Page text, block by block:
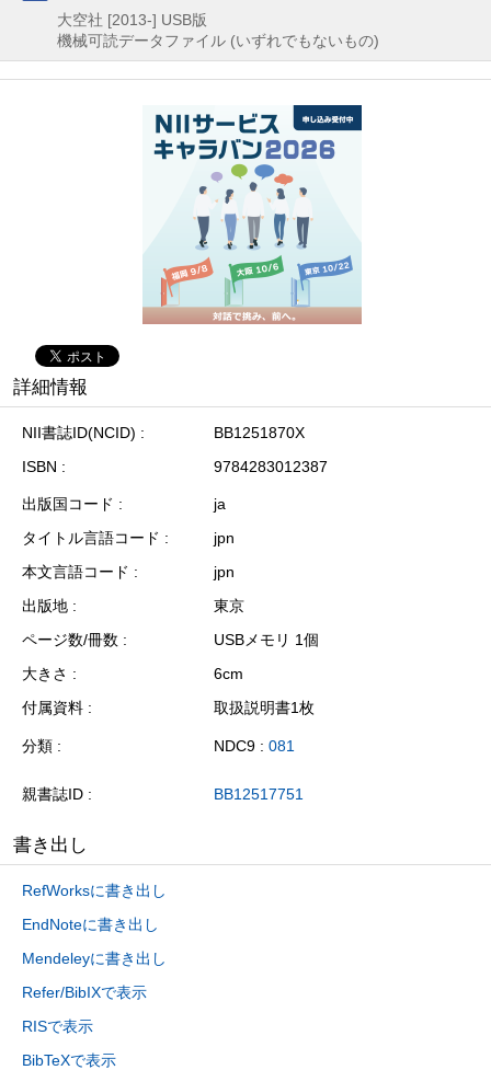
大空社 [2013-] USB版
機械可読データファイル (いずれでもないもの)
詳細情報
NII書誌ID(NCID)
BB1251870X
ISBN
9784283012387
出版国コード
ja
タイトル言語コード
jpn
本文言語コード
jpn
出版地
東京
ページ数/冊数
USBメモリ 1個
大きさ
6cm
付属資料
取扱説明書1枚
分類 NDC9 : 081
親書誌ID BB12517751
書き出し
RefWorksに書き出し
EndNoteに書き出し
Mendeleyに書き出し
Refer/BibIXで表示
RISで表示
BibTeXで表示